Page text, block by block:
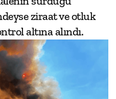
ziraat ve otluk
altına alındı.